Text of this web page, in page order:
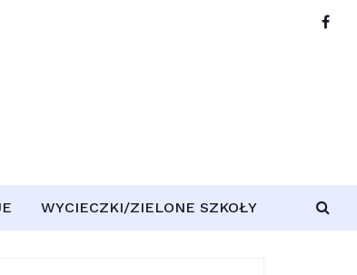
WYCIECZKI/ZIELONE SZKOŁY